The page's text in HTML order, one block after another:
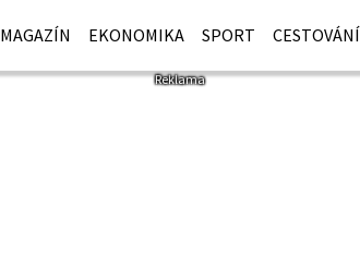
MAGAZÍN EKONOMIKA SPORT CESTOVÁNÍ